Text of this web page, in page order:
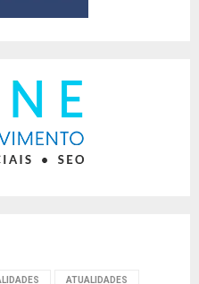
ATUALIDADES